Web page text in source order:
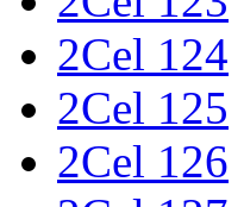
2Cel 124
2Cel 125
2Cel 126